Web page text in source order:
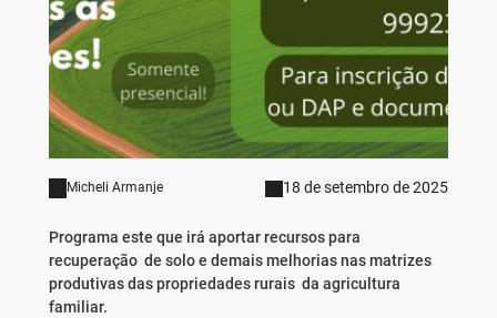
Micheli Armanje 18 de setembro de 2025
Programa este que irá aportar recursos para
recuperação de solo e demais melhorias nas matrizes
produtivas das propriedades rurais da agricultura
familiar.